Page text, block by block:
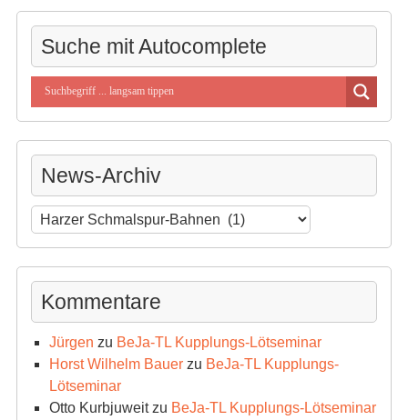
Suche mit Autocomplete
News-Archiv
News-
Archiv
Kommentare
Jürgen zu BeJa-TL Kupplungs-Lötseminar
Horst Wilhelm Bauerzu BeJa-TL Kupplungs-
Lötseminar
Otto Kurbjuweitzu BeJa-TL Kupplungs-Lötseminar